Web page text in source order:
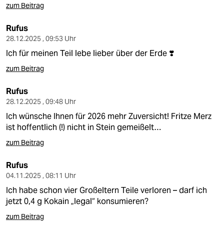
zum Beitrag
Rufus
28.12.2025 , 09:53 Uhr
Ich für meinen Teil lebe lieber über der Erde ❣️
zum Beitrag
Rufus
28.12.2025 , 09:48 Uhr
Ich wünsche Ihnen für 2026 mehr Zuversicht! Fritze Merz
ist hoffentlich (!) nicht in Stein gemeißelt…
zum Beitrag
Rufus
04.11.2025 , 08:11 Uhr
Ich habe schon vier Großeltern Teile verloren – darf ich
jetzt 0,4 g Kokain „legal“ konsumieren?
zum Beitrag